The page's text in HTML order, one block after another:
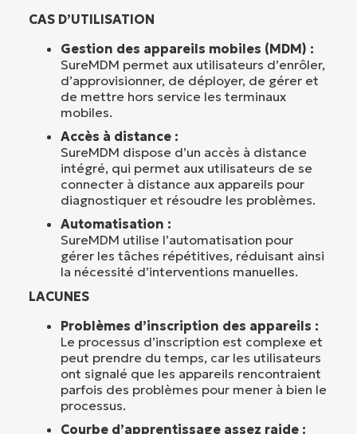
CAS D’UTILISATION
Gestion des appareils mobiles (MDM) :
SureMDM permet aux utilisateurs d’enrôler,
d’approvisionner, de déployer, de gérer et
de mettre hors service les terminaux
mobiles.
Accès à distance :
SureMDM dispose d’un accès à distance
intégré, qui permet aux utilisateurs de se
connecter à distance aux appareils pour
diagnostiquer et résoudre les problèmes.
Automatisation :
SureMDM utilise l’automatisation pour
gérer les tâches répétitives, réduisant ainsi
la nécessité d’interventions manuelles.
LACUNES
Problèmes d’inscription des appareils :
Le processus d’inscription est complexe et
peut prendre du temps, car les utilisateurs
ont signalé que les appareils rencontraient
parfois des problèmes pour mener à bien le
processus.
Courbe d’apprentissage assez raide :